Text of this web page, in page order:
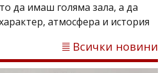
да имаш голяма зала, а да
атмосфера и история
Всички новини